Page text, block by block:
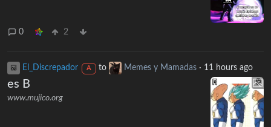
0 2
El_Discrepador A to Memes y Mamadas · 11 hours ago
es B
www.mujico.org